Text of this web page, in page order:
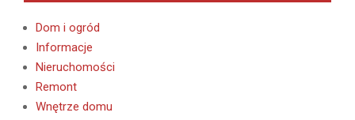
Dom i ogród
Informacje
Nieruchomości
Remont
Wnętrze domu